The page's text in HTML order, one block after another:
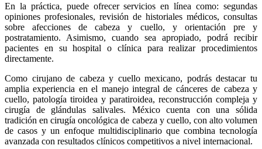
En la práctica, puede ofrecer servicios en línea como: segundas
opiniones profesionales, revisión de historiales médicos, consultas
sobre afecciones de cabeza y cuello, y orientación pre y
postratamiento. Asimismo, cuando sea apropiado, podrá recibir
pacientes en su hospital o clínica para realizar procedimientos
directamente.
Como cirujano de cabeza y cuello mexicano, podrás destacar tu
amplia experiencia en el manejo integral de cánceres de cabeza y
cuello, patología tiroidea y paratiroidea, reconstrucción compleja y
cirugía de glándulas salivales. México cuenta con una sólida
tradición en cirugía oncológica de cabeza y cuello, con alto volumen
de casos y un enfoque multidisciplinario que combina tecnología
avanzada con resultados clínicos competitivos a nivel internacional.